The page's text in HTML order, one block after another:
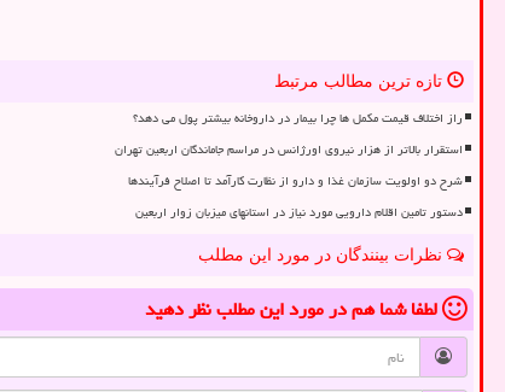
تازه ترین مطالب مرتبط
راز اختلاف قیمت مکمل ها چرا بیمار در داروخانه بیشتر پول می دهد؟
استقرار بالاتر از هزار نیروی اورژانس در مراسم جاماندگان اربعین تهران
شرح دو اولویت سازمان غذا و دارو از نظارت کارآمد تا اصلاح فرآیندها
دستور تامین اقلام دارویی مورد نیاز در استانهای میزبان زوار اربعین
نظرات بینندگان در مورد این مطلب
لطفا شما همدر مورد این مطلبنظر دهید